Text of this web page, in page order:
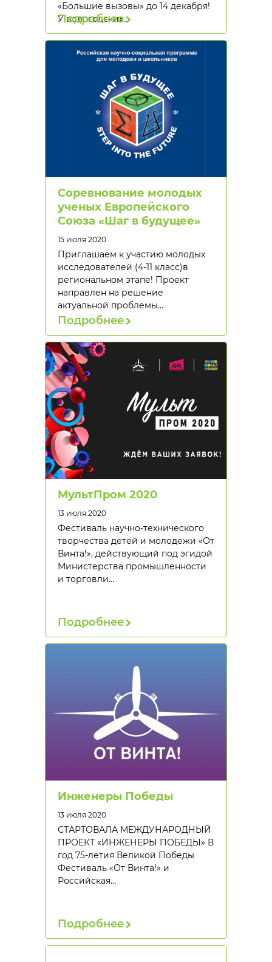
«Большие вызовы» до 14 декабря!
У вологодских…
Подробнее
Соревнование молодых
ученых Европейского
Союза «Шаг в будущее»
15 июля 2020
Приглашаем к участию молодых
исследователей (4-11 класс)в
региональном этапе! Проект
направлен на решение
актуальной проблемы…
Подробнее
МультПром 2020
13 июля 2020
Фестиваль научно-технического
творчества детей и молодежи «От
Винта!», действующий под эгидой
Министерства промышленности
и торговли…
Подробнее
Инженеры Победы
13 июля 2020
СТАРТОВАЛА МЕЖДУНАРОДНЫЙ
ПРОЕКТ «ИНЖЕНЕРЫ ПОБЕДЫ» В
год 75-летия Великой Победы
Фестиваль «От Винта!» и
Российская…
Подробнее